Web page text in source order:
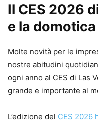
Il CES 2026
e la domotica
Molte novità per le
nostre abitudini
ogni anno al CES di Las
grande e importante al
L’edizione del CES 2026